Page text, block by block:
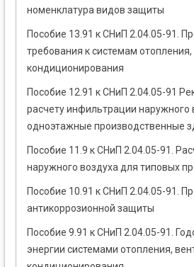
номенклатура видов защиты
Пособие 13.91 к СНиП 2.04.05-91.
требования к системам
кондиционирования
Пособие 12.91 к СНиП 2.04.05-91
расчету инфильтрации наружного
одноэтажные производственные
Пособие 11.9 к СНиП 2.04.05-91.
наружного воздуха для типовых
Пособие 10.91 к СНиП 2.04.05-91.
антикоррозионной защиты
Пособие 9.91 к СНиП 2.04.05-91.
энергии системами отопления,